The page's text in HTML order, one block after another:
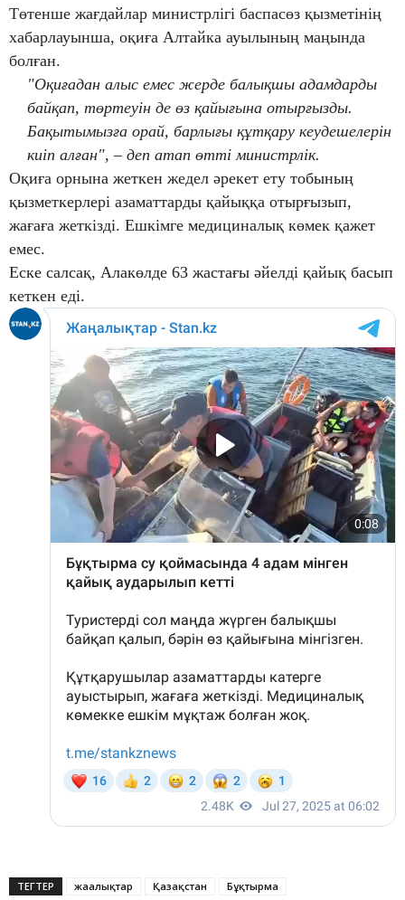
Төтенше жағдайлар министрлігі баспасөз қызметінің
хабарлауынша, оқиға Алтайка ауылының маңында
болған.
"Оқиғадан алыс емес жерде балықшы адамдарды
байқап, төртеуін де өз қайығына отырғызды.
Бақытымызға орай, барлығы құтқару кеудешелерін
киіп алған", – деп атап өтті министрлік.
Оқиға орнына жеткен жедел әрекет ету тобының
қызметкерлері азаматтарды қайыққа отырғызып,
жағаға жеткізді. Ешкімге медициналық көмек қажет
емес.
Еске салсақ, Алакөлде 63 жастағы әйелді қайық басып
кеткен еді.
ТЕГТЕР жаңалықтар Қазақстан Бұқтырма